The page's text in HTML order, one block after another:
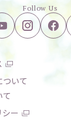
Follow Us
いて
ー